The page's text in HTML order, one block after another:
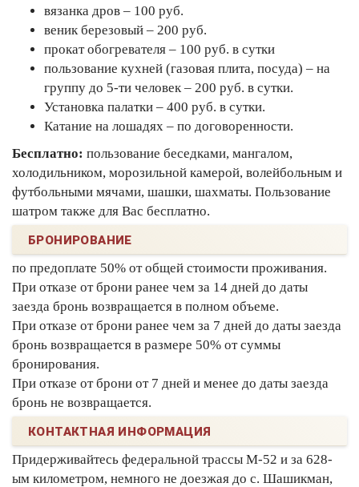
вязанка дров – 100 руб.
веник березовый – 200 руб.
прокат обогревателя – 100 руб. в сутки
пользование кухней (газовая плита, посуда) – на
группу до 5-ти человек – 200 руб. в сутки.
Установка палатки – 400 руб. в сутки.
Катание на лошадях – по договоренности.
Бесплатно: пользование беседками, мангалом,
холодильником, морозильной камерой, волейбольным и
футбольными мячами, шашки, шахматы. Пользование
шатром также для Вас бесплатно.
БРОНИРОВАНИЕ
по предоплате 50% от общей стоимости проживания.
При отказе от брони ранее чем за 14 дней до даты
заезда бронь возвращается в полном объеме.
При отказе от брони ранее чем за 7 дней до даты заезда
бронь возвращается в размере 50% от суммы
бронирования.
При отказе от брони от 7 дней и менее до даты заезда
бронь не возвращается.
КОНТАКТНАЯ ИНФОРМАЦИЯ
Придерживайтесь федеральной трассы М-52 и за 628-
ым километром, немного не доезжая до с. Шашикман,